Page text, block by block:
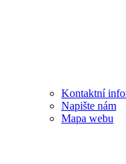
Kontaktní
Napište nám
Mapa webu